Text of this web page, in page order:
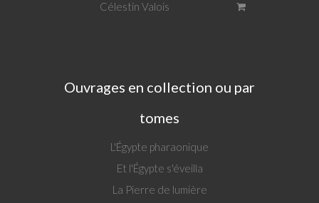
Célestin Valois
Ouvrages en collection ou par
tomes
L'Égypte pharaonique
Et l'Égypte s'éveilla
La Pierre de lumière